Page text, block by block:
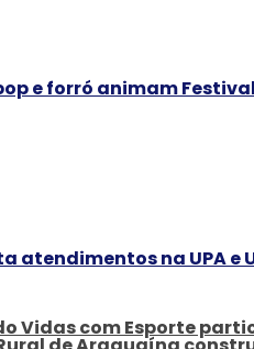
e forró animam
atendimentos na UPA e
Vidas com Esporte